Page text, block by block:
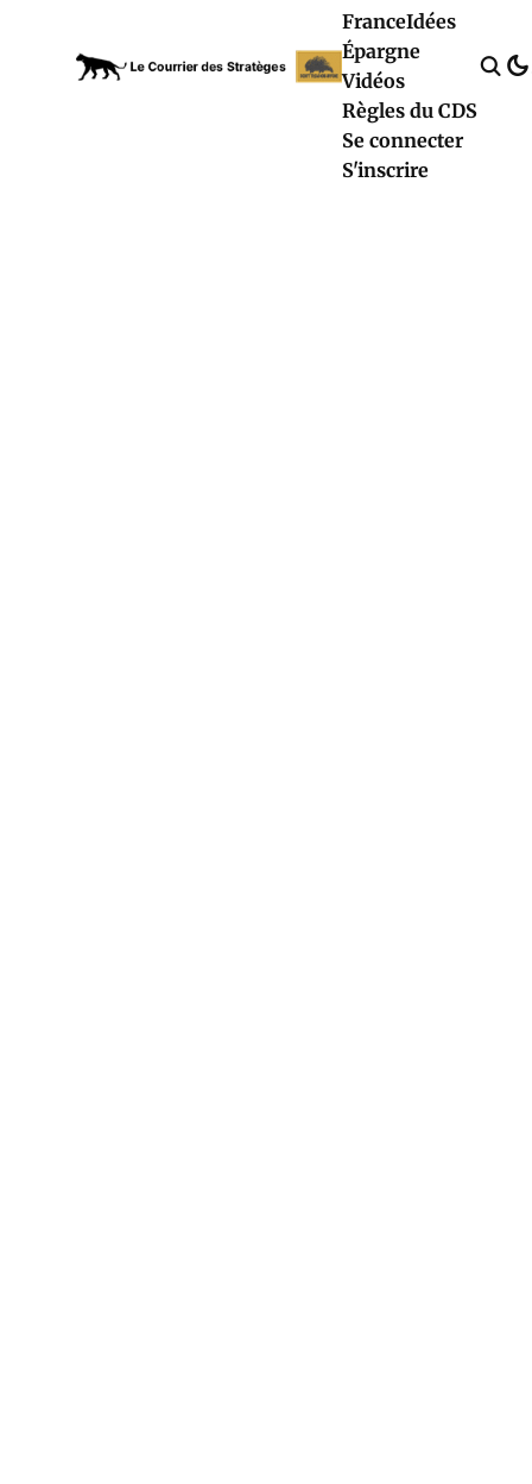
FranceIdées
Épargne
Vidéos
Règles du CDS
Se connecter
S'inscrire